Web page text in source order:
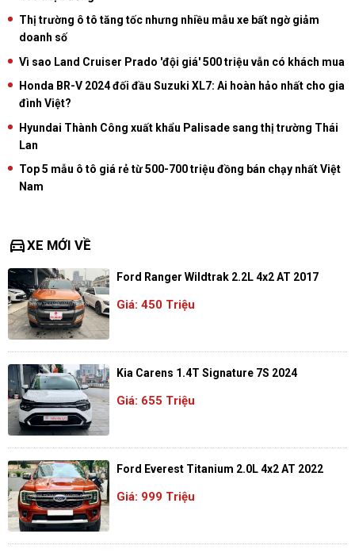
Thị trường ô tô tăng tốc nhưng nhiều mẫu xe bất ngờ giảm
doanh số
Vì sao Land Cruiser Prado 'đội giá' 500 triệu vẫn có khách mua
Honda BR-V 2024 đối đầu Suzuki XL7: Ai hoàn hảo nhất cho gia
đình Việt?
Hyundai Thành Công xuất khẩu Palisade sang thị trường Thái
Lan
Top 5 mẫu ô tô giá rẻ từ 500-700 triệu đồng bán chạy nhất Việt
Nam
directions_carXE MỚI VỀ
Ford Ranger Wildtrak 2.2L 4x2 AT 2017
Giá: 450 Triệu
Kia Carens 1.4T Signature 7S 2024
Giá: 655 Triệu
Ford Everest Titanium 2.0L 4x2 AT 2022
Giá: 999 Triệu